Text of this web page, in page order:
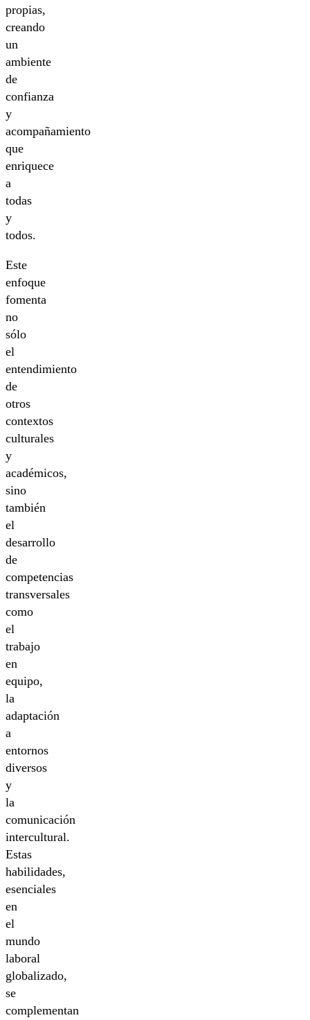
propias,
creando
un
ambiente
de
confianza
y
acompañamiento
que
enriquece
a
todas
y
todos.
Este
enfoque
fomenta
no
sólo
el
entendimiento
de
otros
contextos
culturales
y
académicos,
sino
también
el
desarrollo
de
competencias
transversales
como
el
trabajo
en
equipo,
la
adaptación
a
entornos
diversos
y
la
comunicación
intercultural.
Estas
habilidades,
esenciales
en
el
mundo
laboral
globalizado,
se
complementan